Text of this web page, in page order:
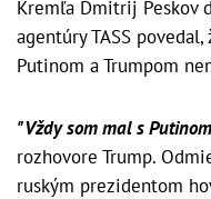
Kremľa Dmitrij Peskov
agentúry TASS
Putinom a Trumpom
"Vždy som mal s
rozhovore Trump.
ruským prezidentom